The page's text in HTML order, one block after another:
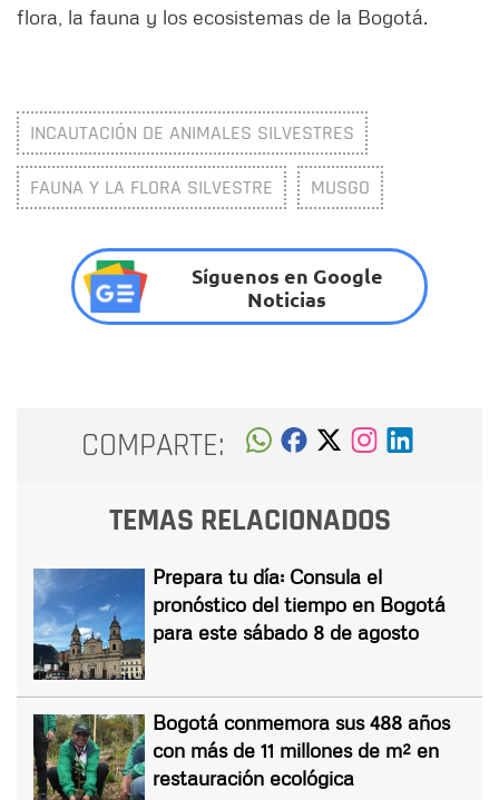
flora, la fauna y los ecosistemas de la Bogotá.
INCAUTACIÓN DE ANIMALES SILVESTRES
FAUNA Y LA FLORA SILVESTRE MUSGO
Síguenos en Google
Noticias
COMPARTE:
TEMAS RELACIONADOS
Prepara tu día: Consula el
pronóstico del tiempo en Bogotá
para este sábado 8 de agosto
Bogotá conmemora sus 488 años
con más de 11 millones de m² en
restauración ecológica